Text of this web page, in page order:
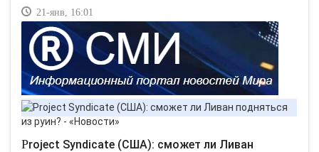
21-янв, 16:01
Project Syndicate (США): сможет ли Ливан